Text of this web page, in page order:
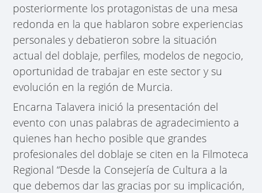
posteriormente los protagonistas de una mesa
redonda en la que hablaron sobre experiencias
personales y debatieron sobre la situación
actual del doblaje, perfiles, modelos de negocio,
oportunidad de trabajar en este sector y su
evolución en la región de Murcia.
Encarna Talavera inició la presentación del
evento con unas palabras de agradecimiento a
quienes han hecho posible que grandes
profesionales del doblaje se citen en la Filmoteca
Regional “Desde la Consejería de Cultura a la
que debemos dar las gracias por su implicación,